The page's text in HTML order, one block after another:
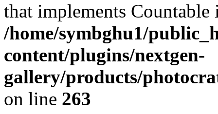
that implements Countable
/home/symbghu1/
content/plugins/nextgen-
gallery/products/
on line 263